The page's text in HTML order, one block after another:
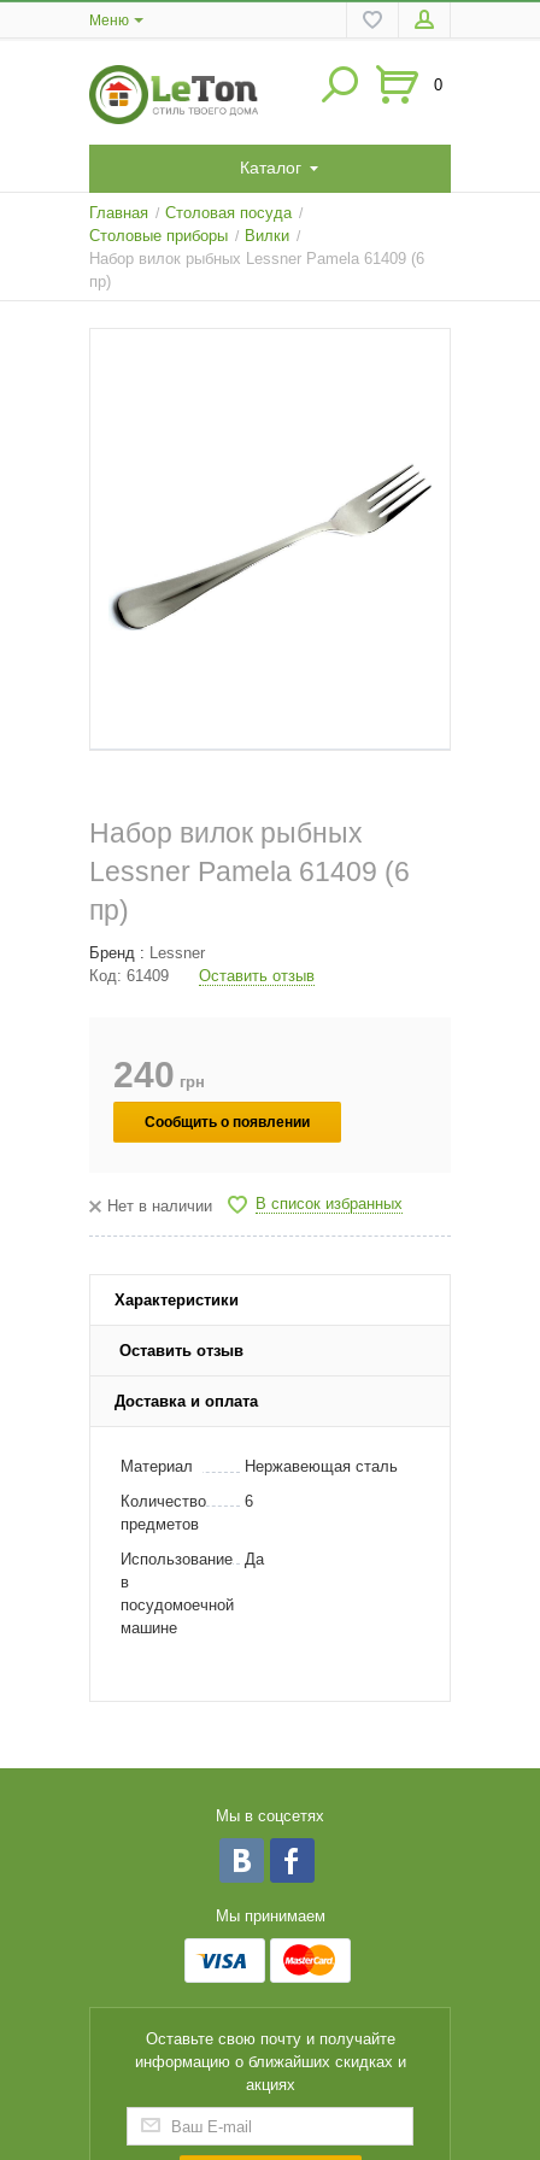
Меню
0
Каталог
Главная / Столовая посуда /
Столовые приборы / Вилки /
Набор вилок рыбных Lessner Pamela 61409 (6
пр)
Набор вилок рыбных
Lessner Pamela 61409 (6
пр)
Бренд :
Lessner
Код: 61409 Оставить отзыв
240 грн
Сообщить о появлении
Нет в наличии В список избранных
Характеристики
Оставить отзыв
Доставка и оплата
Материал
Нержавеющая сталь
Количество
предметов
6
Использование
в
посудомоечной
машине
Да
Мы в соцсетях
Мы принимаем
Оставьте свою почту и получайте
информацию о ближайших скидках и
акциях